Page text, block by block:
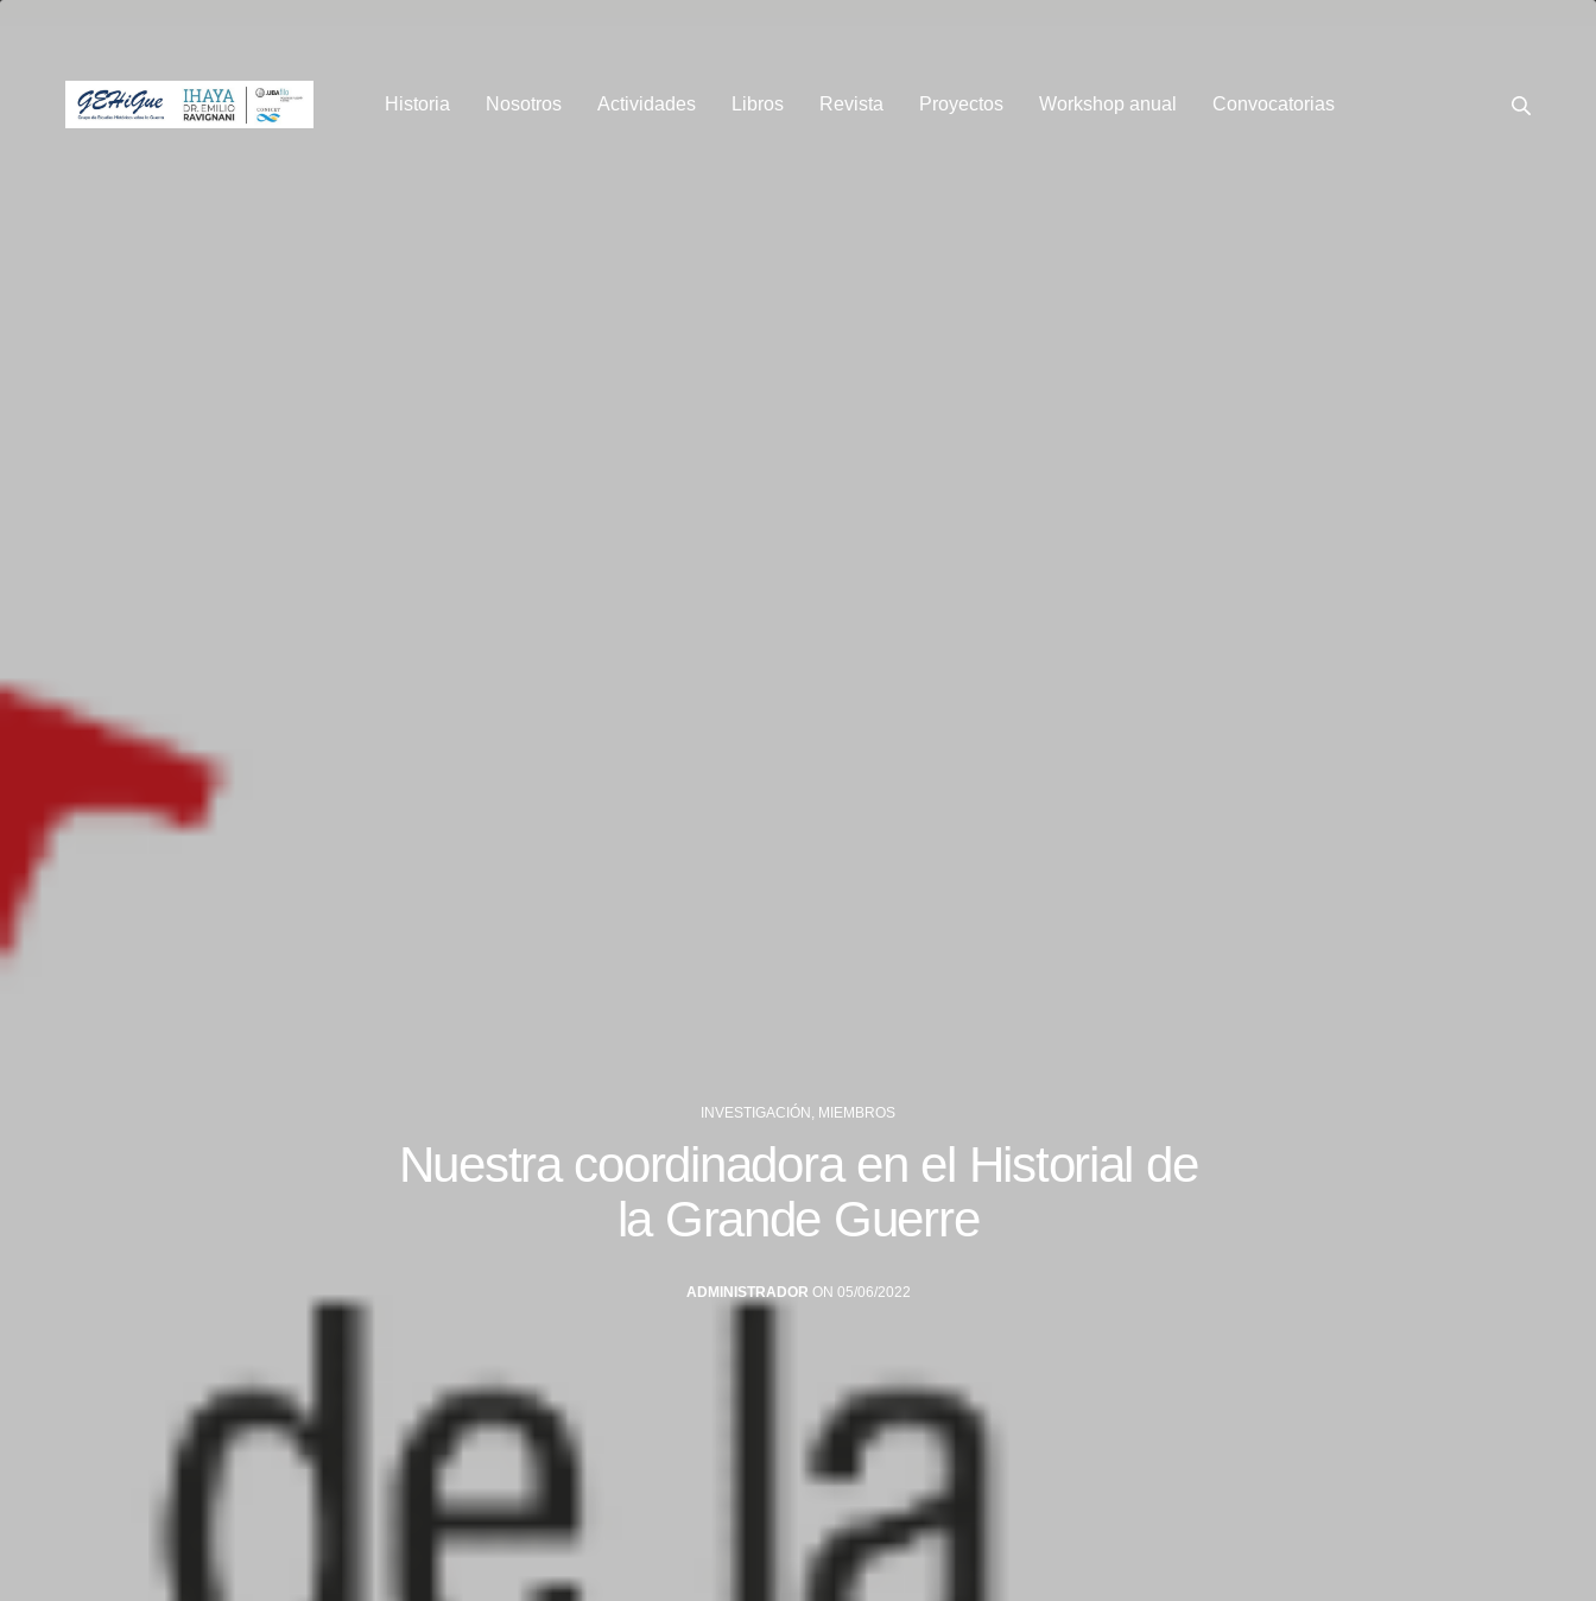
Historia Nosotros Actividades Libros Revista Proyectos Workshop anual Convocatorias
INVESTIGACIÓN, MIEMBROS
Nuestra coordinadora en el Historial de
la Grande Guerre
ADMINISTRADOR ON 05/06/2022